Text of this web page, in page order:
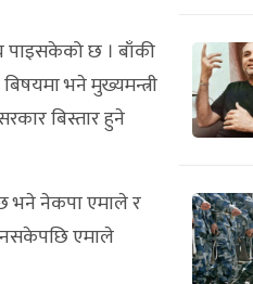
पाइसकेको छ । बाँकी
भने मुख्यमन्त्री
बिस्तार हुने
छ भने नेकपा एमाले र
नसकेपछि एमाले